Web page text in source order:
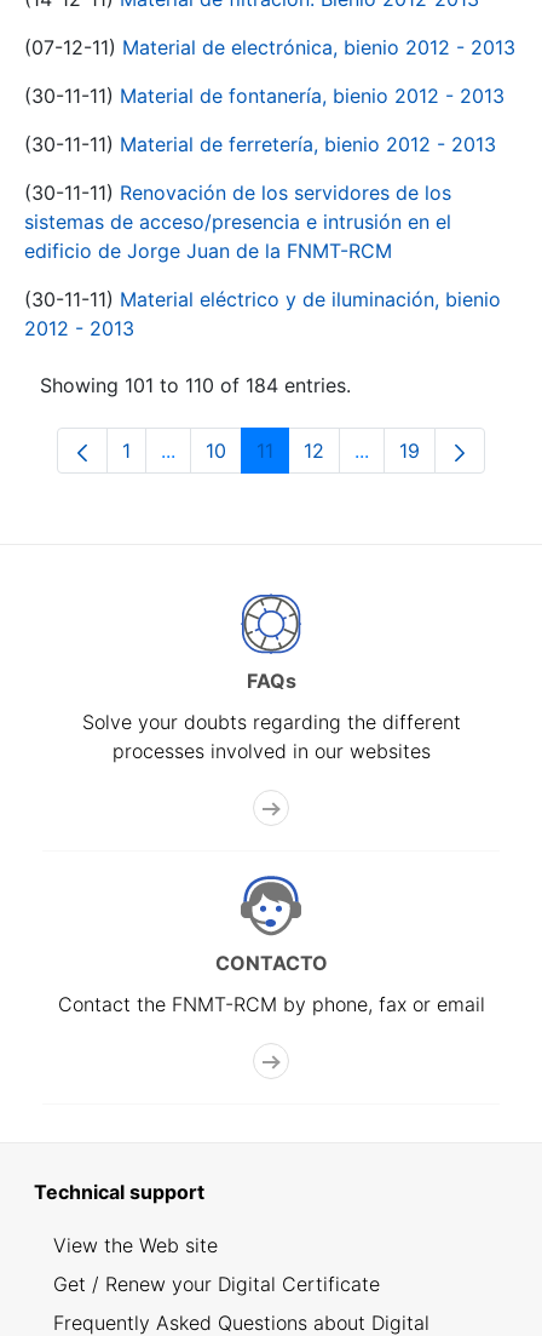
(07-12-11) Material de electrónica, bienio 2012 - 2013
(30-11-11) Material de fontanería, bienio 2012 - 2013
(30-11-11) Material de ferretería, bienio 2012 - 2013
(30-11-11) Renovación de los servidores de los
sistemas de acceso/presencia e intrusión en el
edificio de Jorge Juan de la FNMT-RCM
(30-11-11) Material eléctrico y de iluminación, bienio
2012 - 2013
Showing 101 to 110 of 184 entries.
Page
1 ...Intermediate Pages Use TAB to navigate.
Page
10 Page
11 Page
12 ...Intermediate
Page
19
FAQs
Solve your doubts regarding the different
processes involved in our websites
CONTACTO
Contact the FNMT-RCM by phone, fax or email
Technical support
View the Web site
Get / Renew your Digital Certificate
Frequently Asked Questions about Digital